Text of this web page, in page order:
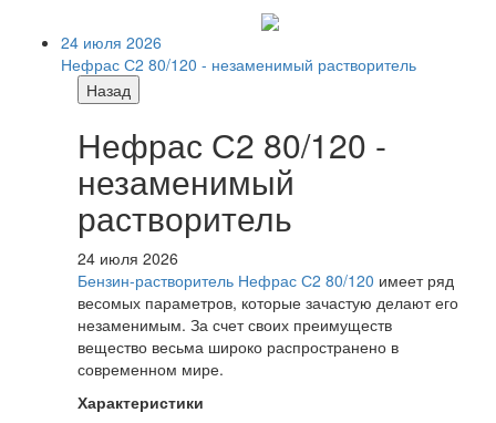
24 июля 2026
Нефрас С2 80/120 - незаменимый растворитель
Назад
Нефрас С2 80/120 -
незаменимый
растворитель
24 июля 2026
Бензин-растворитель Нефрас С2 80/120 имеет ряд
весомых параметров, которые зачастую делают его
незаменимым. За счет своих преимуществ
вещество весьма широко распространено в
современном мире.
Характеристики